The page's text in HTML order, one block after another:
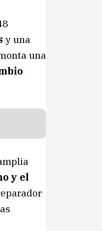
y una
una
y el